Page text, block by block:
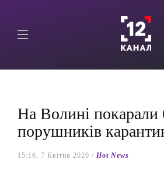
На Волині покарали
порушників
15:16, 7 Квітня 2020 / Hot News